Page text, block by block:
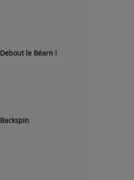
Debout le Béarn !
Backspin